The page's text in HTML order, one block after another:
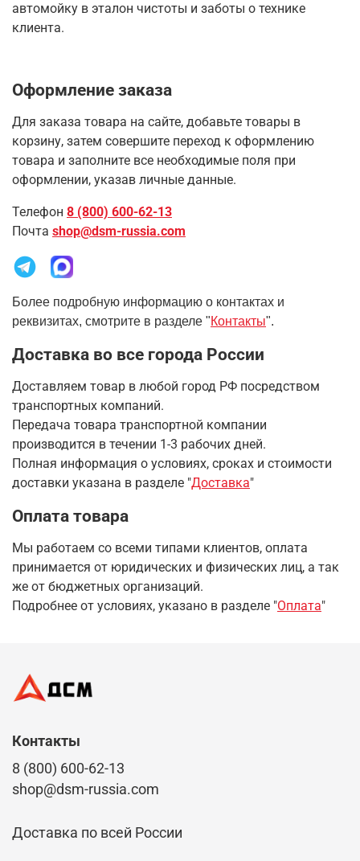
автомойку в эталон чистоты и заботы о технике
клиента.
Оформление заказа
Для заказа товара на сайте, добавьте товары в
корзину, затем совершите переход к оформлению
товара и заполните все необходимые поля при
оформлении, указав личные данные.
Телефон 8 (800) 600-62-13
Почта shop@dsm-russia.com
Более подробную информацию о контактах и
реквизитах, смотрите в разделе "Контакты".
Доставка во все города России
Доставляем товар в любой город РФ посредством
транспортных компаний.
Передача товара транспортной компании
производится в течении 1-3 рабочих дней.
Полная информация о условиях, сроках и стоимости
доставки указана в разделе "Доставка"
Оплата товара
Мы работаем со всеми типами клиентов, оплата
принимается от юридических и физических лиц, а так
же от бюджетных организаций.
Подробнее от условиях, указано в разделе "Оплата"
Контакты
8 (800) 600-62-13
shop@dsm-russia.com
Доставка по всей России